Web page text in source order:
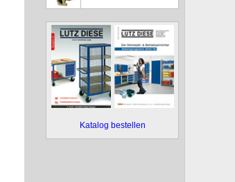
Katalog bestellen